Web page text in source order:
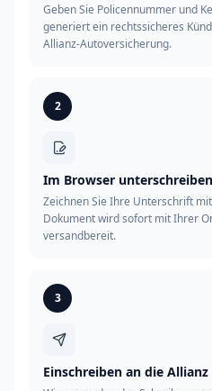
Geben Sie Policennummer und
generiert ein rechtssicheres
Allianz-Autoversicherung.
2
Im Browser unterschreiben
Zeichnen Sie Ihre Unterschrift
Dokument wird sofort mit Ihrer
versandbereit.
3
Einschreiben an die Allianz